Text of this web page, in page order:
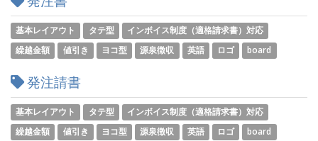
基本レイアウト タテ型
インボイス制度（適格請求書）対応
繰越金額
値引き ヨコ型 源泉徴収 英語 ロゴ board
発注請書
基本レイアウト タテ型
インボイス制度（適格請求書）対応
繰越金額
値引き ヨコ型 源泉徴収 英語 ロゴ board